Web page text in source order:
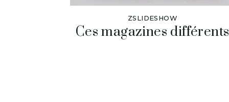
ZSLIDESHOW
Ces magazines différents